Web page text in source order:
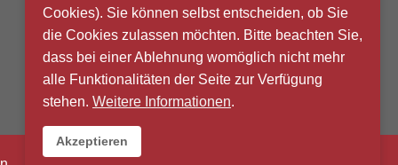
Cookies). Sie können selbst entscheiden, ob Sie
die Cookies zulassen möchten. Bitte beachten Sie,
dass bei einer Ablehnung womöglich nicht mehr
alle Funktionalitäten der Seite zur Verfügung
stehen. Weitere Informationen.
Akzeptieren